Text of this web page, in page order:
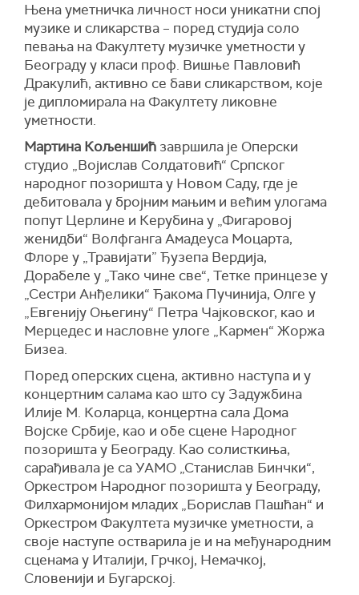
Њена уметничка личност носи уникатни спој
музике и сликарства – поред студија соло
певања на Факултету музичке уметности у
Београду у класи проф. Вишње Павловић
Дракулић, активно се бави сликарством, које
је дипломирала на Факултету ликовне
уметности.
Мартина Кољеншић завршила је Оперски
студио „Војислав Солдатовић“ Српског
народног позоришта у Новом Саду, где је
дебитовала у бројним мањим и већим улогама
попут Церлине и Керубина у „Фигаровој
женидби“ Волфганга Амадеуса Моцарта,
Флоре у „Травијати” Ђузепа Вердија,
Дорабеле у „Тако чине све“, Тетке принцезе у
„Сестри Анђелики“ Ђакома Пучинија, Олге у
„Евгенију Оњегину“ Петра Чајковског, као и
Мерцедес и насловне улоге „Кармен“ Жоржа
Бизеа.
Поред оперских сцена, активно наступа и у
концертним салама као што су Задужбина
Илије М. Коларца, концертна сала Дома
Војске Србије, као и обе сцене Народног
позоришта у Београду. Као солисткиња,
сарађивала је са УАМО „Станислав Бинчки“,
Оркестром Народног позоришта у Београду,
Филхармонијом младих „Борислав Пашћан“ и
Оркестром Факултета музичке уметности, а
своје наступе остварила је и на међународним
сценама у Италији, Грчкој, Немачкој,
Словенији и Бугарској.